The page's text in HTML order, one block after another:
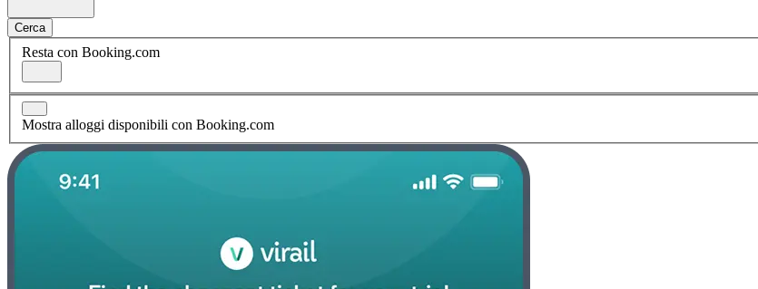
Cerca
Resta con Booking.com
Mostra alloggi disponibili con Booking.com